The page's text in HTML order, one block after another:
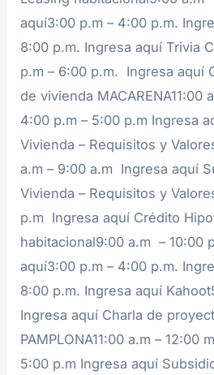
aquí3:00 p.m – 4:00 p.m.
8:00 p.m. Ingresa aquí Trivia
p.m – 6:00 p.m. Ingresa aquí
de vivienda MACARENA11:00
4:00 p.m – 5:00 p.m Ingresa
Vivienda – Requisitos y
a.m – 9:00 a.m Ingresa aquí
Vivienda – Requisitos y
p.m Ingresa aquí Crédito
habitacional9:00 a.m – 10:00
aquí3:00 p.m – 4:00 p.m.
8:00 p.m. Ingresa aquí
Ingresa aquí Charla de
PAMPLONA11:00 a.m – 12:00
5:00 p.m Ingresa aquí